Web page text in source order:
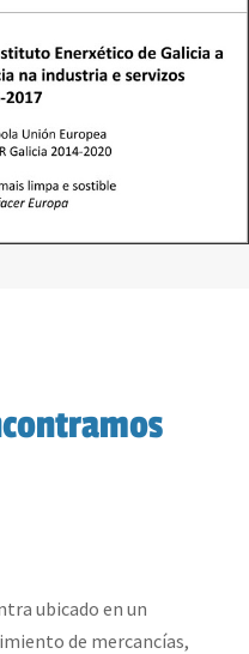
ubicado en un
de mercancías,